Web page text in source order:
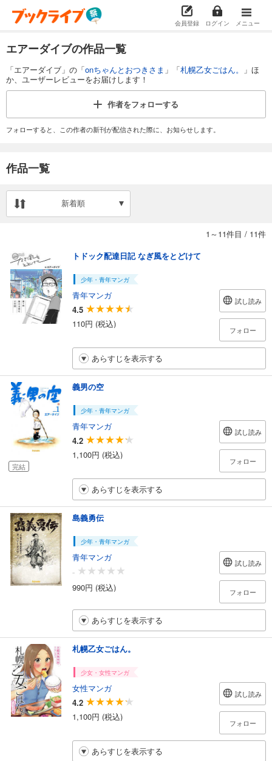
会員登録 ログイン メニュー
エアーダイブの作品一覧
「エアーダイブ」の「onちゃんとおつきさま 」「札幌乙女ごはん。
」ほ
か、ユーザーレビューをお届けします！
作者をフォローする
フォローすると、この作者の新刊が配信された際に、お知らせします。
作品一覧
新着順
1～11件目 / 11件
トドック配達日記 なぎ風をとどけて
少年・青年マンガ
青年マンガ
4.5
110円 (税込)
試し読み
フォロー
あらすじを表示する
完結
義男の空
少年・青年マンガ
青年マンガ
4.2
1,100円 (税込)
試し読み
フォロー
あらすじを表示する
島義勇伝
少年・青年マンガ
青年マンガ
-
990円 (税込)
試し読み
フォロー
あらすじを表示する
札幌乙女ごはん。
少女・女性マンガ
女性マンガ
4.2
1,100円 (税込)
試し読み
フォロー
あらすじを表示する